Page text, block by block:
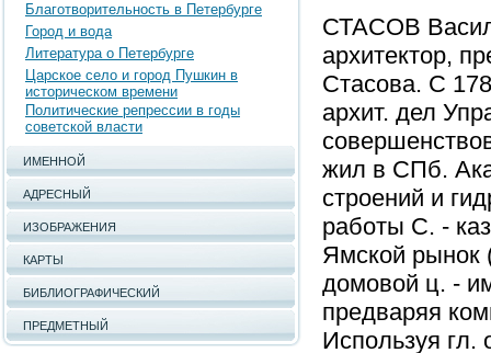
Благотворительность в Петербурге
Город и вода
Литература о Петербурге
Царское село и город Пушкин в
историческом времени
Политические репрессии в годы
советской власти
ИМЕННОЙ
АДРЕСНЫЙ
ИЗОБРАЖЕНИЯ
КАРТЫ
БИБЛИОГРАФИЧЕСКИЙ
ПРЕДМЕТНЫЙ
СТАСОВ
архитектор,
Стасова. С
архит. дел
жил в СПб.
строений и
работы С. -
Ямской рынок
домовой ц. -
предваряя
Используя гл.